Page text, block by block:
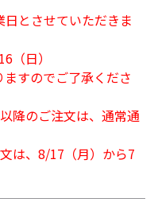
とさせていただきま
（日）
すのでご了承くださ
降のご注文は、通常通
は、8/17（月）から7